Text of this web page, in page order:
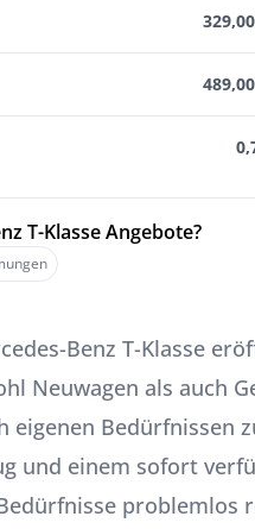
T-Klasse Angebote?
Benz T-Klasse
Neuwagen als auch
eigenen Bedürfnissen
und einem sofort